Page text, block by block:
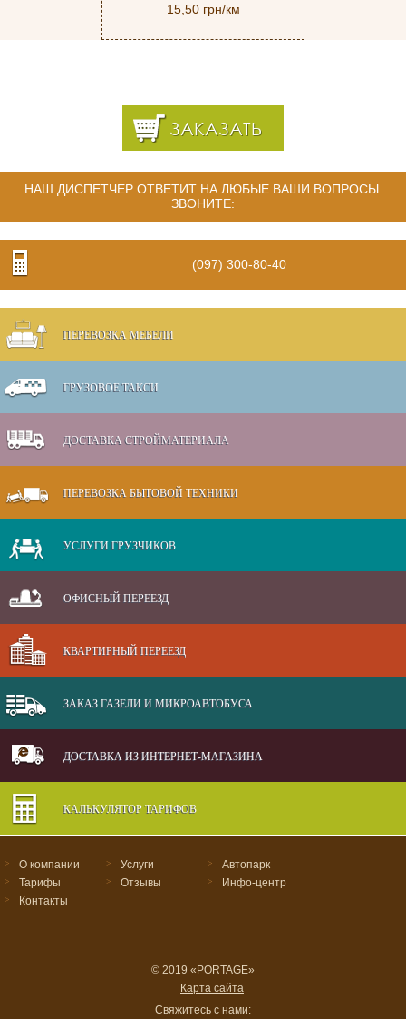
15,50 грн/км
ЗАКАЗАТЬ
НАШ ДИСПЕТЧЕР ОТВЕТИТ НА ЛЮБЫЕ ВАШИ ВОПРОСЫ.
ЗВОНИТЕ:
(097) 300-80-40
ПЕРЕВОЗКА МЕБЕЛИ
ГРУЗОВОЕ ТАКСИ
ДОСТАВКА СТРОЙМАТЕРИАЛА
ПЕРЕВОЗКА БЫТОВОЙ ТЕХНИКИ
УСЛУГИ ГРУЗЧИКОВ
ОФИСНЫЙ ПЕРЕЕЗД
КВАРТИРНЫЙ ПЕРЕЕЗД
ЗАКАЗ ГАЗЕЛИ И МИКРОАВТОБУСА
ДОСТАВКА ИЗ ИНТЕРНЕТ-МАГАЗИНА
КАЛЬКУЛЯТОР ТАРИФОВ
> О компании > Услуги > Автопарк
> Тарифы > Отзывы > Инфо-центр
> Контакты
© 2019 «PORTAGE»
Карта сайта
Свяжитесь с нами: